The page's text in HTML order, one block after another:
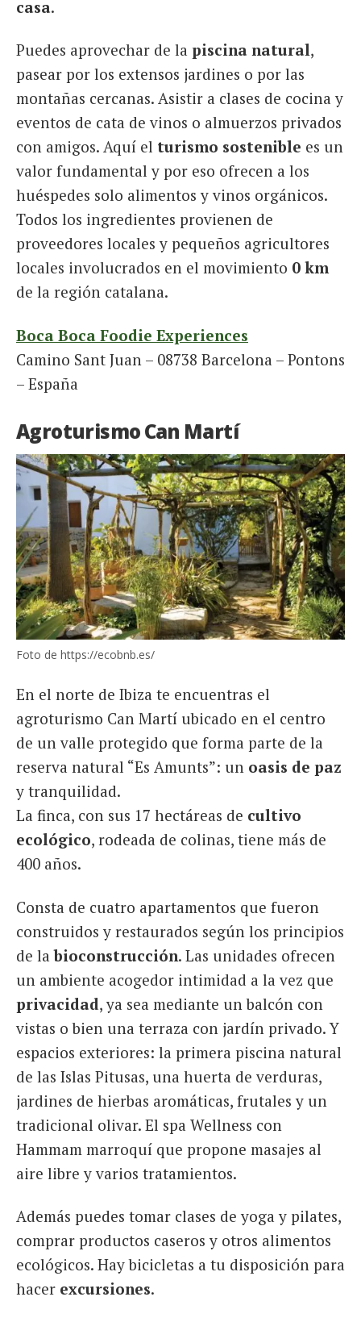
casa.
Puedes aprovechar de la piscina natural,
pasear por los extensos jardines o por las
montañas cercanas. Asistir a clases de cocina y
eventos de cata de vinos o almuerzos privados
con amigos. Aquí el turismo sostenible es un
valor fundamental y por eso ofrecen a los
huéspedes solo alimentos y vinos orgánicos.
Todos los ingredientes provienen de
proveedores locales y pequeños agricultores
locales involucrados en el movimiento 0 km
de la región catalana.
Boca Boca Foodie Experiences
Camino Sant Juan – 08738 Barcelona – Pontons
– España
Agroturismo Can Martí
Foto de https://ecobnb.es/
En el norte de Ibiza te encuentras el
agroturismo Can Martí ubicado en el centro
de un valle protegido que forma parte de la
reserva natural “Es Amunts”: un oasis de paz
y tranquilidad.
La finca, con sus 17 hectáreas de cultivo
ecológico, rodeada de colinas, tiene más de
400 años.
Consta de cuatro apartamentos que fueron
construidos y restaurados según los principios
de labioconstrucción. Las unidades ofrecen
un ambiente acogedor intimidad a la vez que
privacidad, ya sea mediante un balcón con
vistas o bien una terraza con jardín privado. Y
espacios exteriores: la primera piscina natural
de las Islas Pitusas, una huerta de verduras,
jardines de hierbas aromáticas, frutales y un
tradicional olivar. El spa Wellness con
Hammam marroquí que propone masajes al
aire libre y varios tratamientos.
Además puedes tomar clases de yoga y pilates,
comprar productos caseros y otros alimentos
ecológicos. Hay bicicletas a tu disposición para
hacer excursiones.